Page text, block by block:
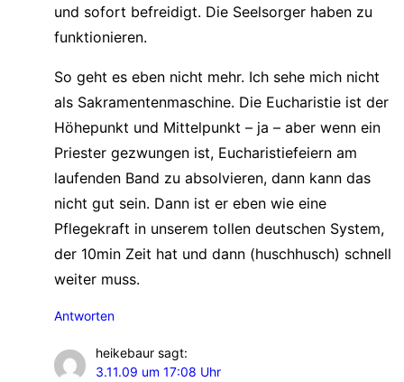
und sofort befreidigt. Die Seelsorger haben zu
funktionieren.
So geht es eben nicht mehr. Ich sehe mich nicht
als Sakramentenmaschine. Die Eucharistie ist der
Höhepunkt und Mittelpunkt – ja – aber wenn ein
Priester gezwungen ist, Eucharistiefeiern am
laufenden Band zu absolvieren, dann kann das
nicht gut sein. Dann ist er eben wie eine
Pflegekraft in unserem tollen deutschen System,
der 10min Zeit hat und dann (huschhusch) schnell
weiter muss.
Antworten
heikebaur sagt:
3.11.09 um 17:08 Uhr